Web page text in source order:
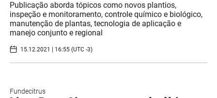
Publicação aborda tópicos como novos plantios,
inspeção e monitoramento, controle químico e biológico,
manutenção de plantas, tecnologia de aplicação e
manejo conjunto e regional
15.12.2021 | 16:55 (UTC -3)
Fundecitrus